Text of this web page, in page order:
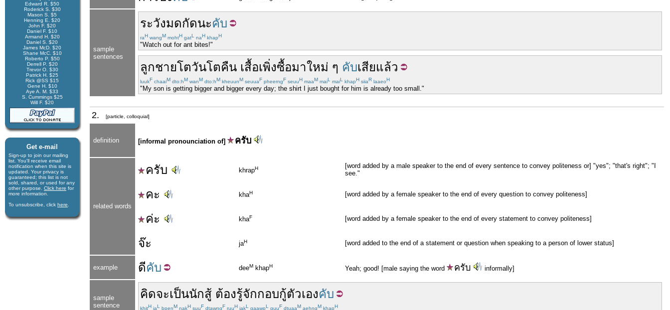
Edward R. $50
Roderick S. $30
Mason S. $5
Henning E. $20
John F. $20
Daniel F. $10
Armand H. $20
Daniel S. $20
James McD. $20
Shane McC. $10
Roberto P. $50
Derrell P. $20
Trevor O. $30
Patrick H. $25
Rick @SS $15
Gene H. $10
Aye A. M. $33
S. Cummings $25
Will F. $20
Get e-mail
Sign-up to join our mail­ing
list. You'll receive e­mail
notification when this site is
updated. Your privacy is
guaran­teed; this list is not
sold, shared, or used for any
other purpose. Click here for
more infor­mation.
To unsubscribe, click here
sample
sentences
ระวังมดกัดนะคับ
raH wangM mohtH gatL naH khapH
"Watch out for ant bites!"
ลูกชายโตวันโตคืน เสื้อเพิ่งซื้อมาใหม่ ๆ คับเสียแล้ว
luukF chaaiM dto:hM wanM dto:hM kheuunM seuuaF pheerngF seuuH maaM maiL maiL khapH siiaR laaeoH
"My son is getting bigger and bigger every day; the shirt I just bought for him is already too small."
2. [particle, colloquial]
definition [informal pronounciation of] ครับ
related words
ครับ khrapH
[word added by a male speaker to the end of every sentence to convey politeness or] "yes"; "that's right"; "I
see."
คะ khaH [word added by a female speaker to the end of every question to convey politeness]
ค่ะ khaF [word added by a female speaker to the end of every statement to convey politeness]
จ๊ะ jaH [word added to the end of a statement or question when speaking to a person of lower status]
example ดีคับ deeM khapH Yeah; good! [male saying the word ครับ informally]
sample
sentence
คิดจะเป็นนักสู้ ต้องรู้จักกอบกู้ตัวเองคับ
khitH jaL bpenM nakH suuF dtawngF ruuH jakL gaawpL guuF dtuaaM aehngM khapH